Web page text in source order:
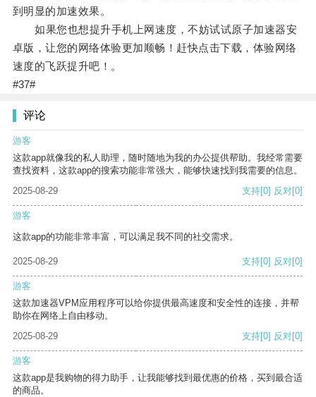
到明显的加速效果。
如果您也想提升手机上网速度，不妨试试原子加速器安
卓版，让您的网络体验更加顺畅！赶快点击下载，体验网络
速度的飞跃提升吧！。
#37#
评论
游客
这款app就像我的私人助理，随时随地为我的办公提供帮助。我经常需要
查找资料，这款app的搜索功能非常强大，能够快速找到我需要的信息。
2025-08-29
支持[0] 反对[0]
游客
这款app的功能非常丰富，可以满足我不同的社交需求。
2025-08-29 支持[0] 反对[0]
游客
这款加速器VPM应用程序可以给你提供最高速度和安全性的连接，并帮
助你在网络上自由移动。
2025-08-29
支持[0] 反对[0]
游客
这款app是我购物的得力助手，让我能够找到最优惠的价格，买到最合适
的商品。